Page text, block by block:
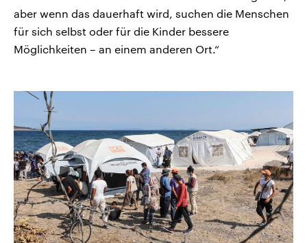
aber wenn das dauerhaft wird, suchen die Menschen
für sich selbst oder für die Kinder bessere
Möglichkeiten – an einem anderen Ort.“